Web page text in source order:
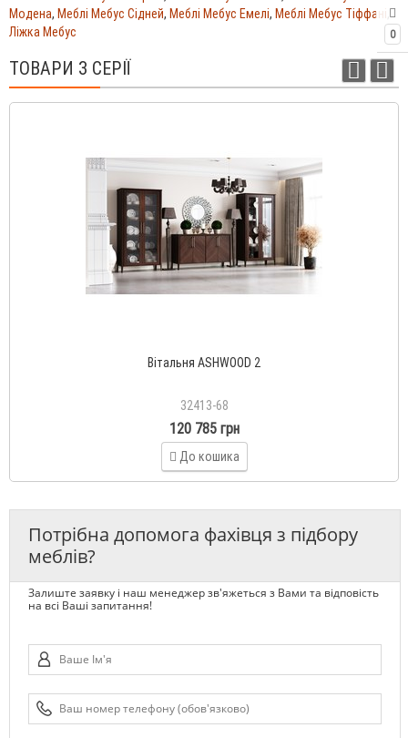
0
Модена, Меблі Мебус Сідней, Меблі Мебус Емелі, Меблі Мебус Тіффані
Ліжка Мебус
ТОВАРИ З СЕРІЇ
Вітальня ASHWOOD 2
32413-68
120 785 грн
До кошика
Потрібна допомога фахівця з підбору
меблів?
Залиште заявку і наш менеджер зв'яжеться з Вами та відповість
на всі Ваші запитання!